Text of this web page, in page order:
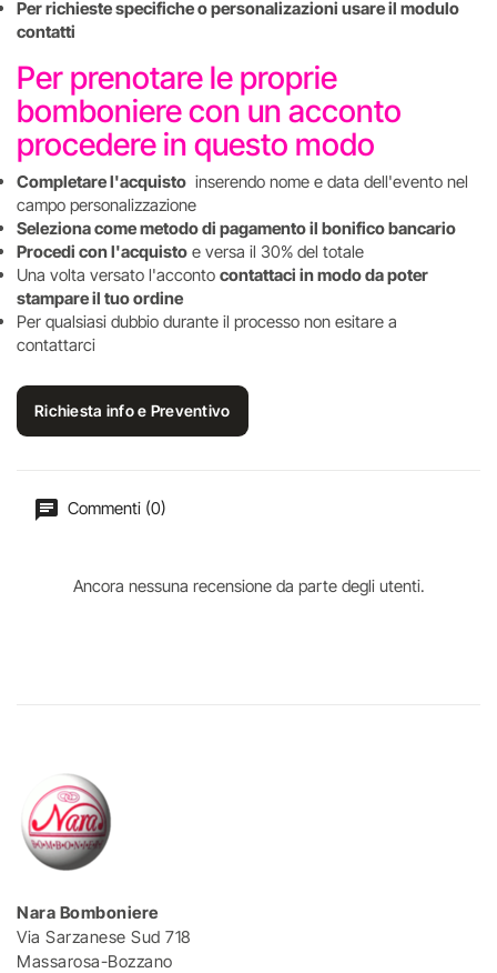
Per richieste specifiche o personalizazioni usare il modulo
contatti
Per prenotare le proprie
bomboniere con un acconto
procedere in questo modo
Completare l'acquisto inserendo nome e data dell'evento nel
campo personalizzazione
Seleziona come metodo di pagamento il bonifico bancario
Procedi con l'acquisto e versa il 30% del totale
Una volta versato l'acconto contattaci in modo da poter
stampare il tuo ordine
Per qualsiasi dubbio durante il processo non esitare a
contattarci
Richiesta info e Preventivo
Commenti (0)
Ancora nessuna recensione da parte degli utenti.
Nara Bomboniere
Via Sarzanese Sud 718
Massarosa-Bozzano